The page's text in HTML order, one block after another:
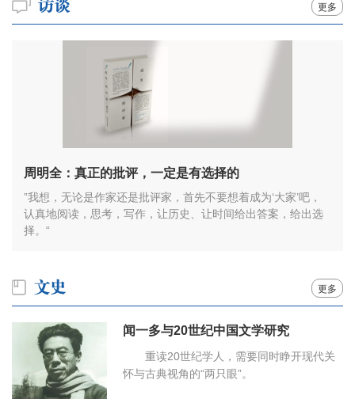
更多
周明全：真正的批评，一定是有选择的
”我想，无论是作家还是批评家，首先不要想着成为‘大家’吧，
认真地阅读，思考，写作，让历史、让时间给出答案，给出选
择。“
更多
闻一多与20世纪中国文学研究
重读20世纪学人，需要同时睁开现代关
怀与古典视角的“两只眼”。